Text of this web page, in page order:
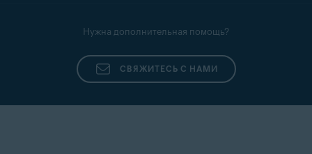
Нужна дополнительная помощь?
СВЯЖИТЕСЬ С НАМИ